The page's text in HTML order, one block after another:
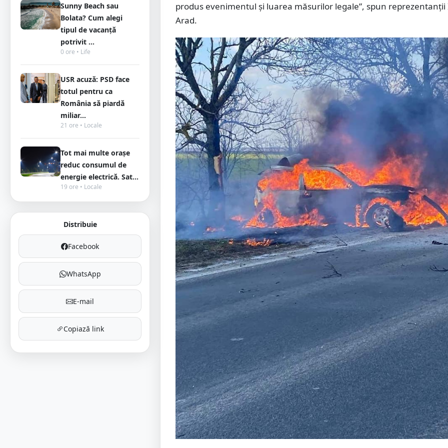
Sunny Beach sau
Bolata? Cum alegi
tipul de vacanță
potrivit ...
0 ore • Life
USR acuză: PSD face
totul pentru ca
România să piardă
miliar...
21 ore • Locale
Tot mai multe orașe
reduc consumul de
energie electrică. Sat...
19 ore • Locale
Distribuie
Facebook
WhatsApp
E-mail
Copiază link
produs evenimentul și luarea măsurilor legale”, spun reprezentanții
Arad.